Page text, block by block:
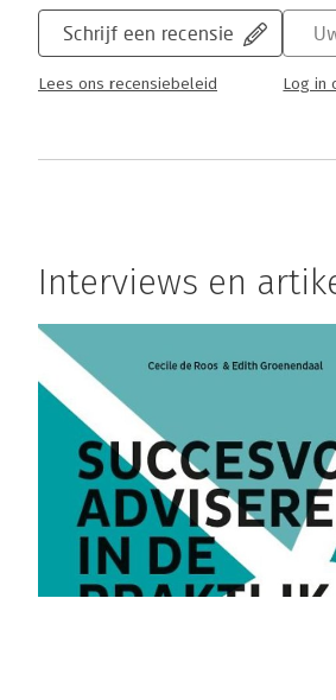
Schrijf een recensie
Lees ons recensiebeleid Log in
Interviews en